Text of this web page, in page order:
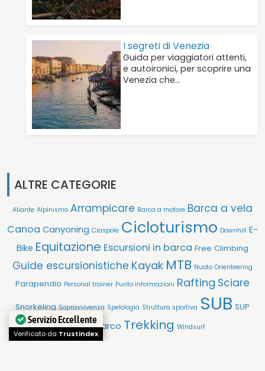
I segreti di Venezia
Guida per viaggiatori attenti,
e autoironici, per scoprire una
Venezia che…
ALTRE CATEGORIE
Aliante Alpinismo Arrampicare Barca a motore Barca a vela
Canoa Canyoning Ciaspole Cicloturismo Downhill E-
Bike Equitazione Escursioni in barca Free Climbing
Guide escursionistiche Kayak MTB Nuoto Orienteering
Parapendio Personal trainer Punto informazioni Rafting Sciare
Snorkeling Sopravvivenza Spelologia Struttura sportiva SUB SUP
Tiro con l'arco Trekking Windsurf
Servizio Eccellente
Verificato da Trustindex